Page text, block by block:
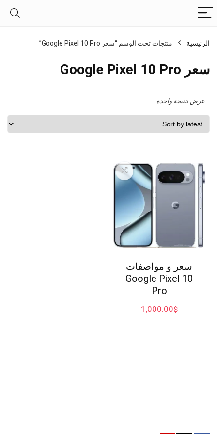
الرئيسية منتجات تحت الوسم “سعر Google Pixel 10 Pro”
سعر Google Pixel 10 Pro
عرض نتتيجة واحدة
سعر و مواصفات
Google Pixel 10
Pro
$
1,000.00